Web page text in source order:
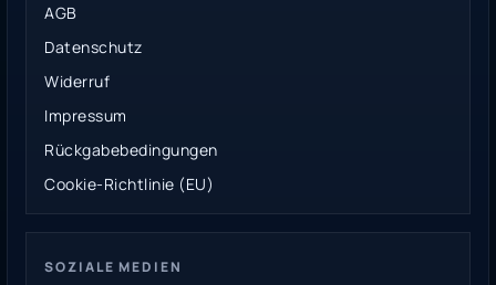
AGB
Datenschutz
Widerruf
Impressum
Rückgabebedingungen
Cookie-Richtlinie (EU)
SOZIALE MEDIEN